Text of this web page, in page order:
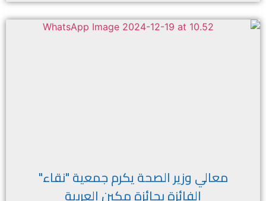
معالي وزير الصحة يكرم جمعية "نقاء"
الفائزة بجائزة مكين العربية